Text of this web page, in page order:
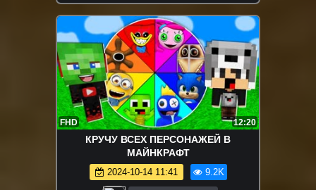
FHD 12:20
КРУЧУ ВСЕХ ПЕРСОНАЖЕЙ В
МАЙНКРАФТ
2024-10-14 11:41 9.2K